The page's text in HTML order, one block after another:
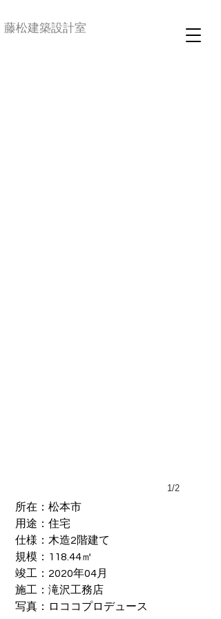
藤松建築設計室
1/2
所在：松本市
用途：住宅
​仕様：木造2階建て
規模：118.44㎡
竣工：2020年04月
施工：滝沢工務店
​写真：ロココプロデュース